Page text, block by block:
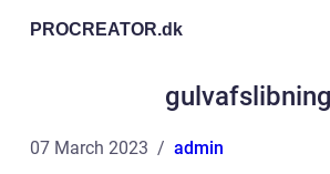
PROCREATOR.dk
gulvafslibning
07 March 2023 admin